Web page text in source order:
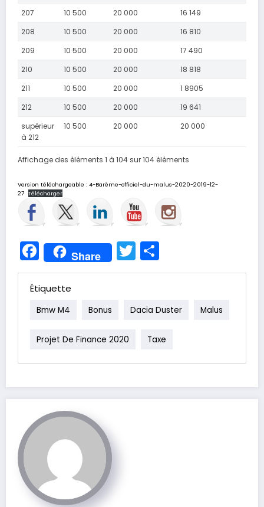
207
10 500 20 000
16 149
208
10 500 20 000
16 810
209
10 500 20 000
17 490
210
10 500 20 000
18 818
211
10 500 20 000
1 8905
212
10 500 20 000
19 641
supérieur
à 212
10 500 20 000 20 000
Affichage des éléments 1 à 104 sur 104 éléments
Version téléchargeable : 4-Barème-officiel-du-malus-2020-2019-12-
27 Télécharger
Facebook
Share Twitter
Étiquette
Bmw M4 Bonus Dacia Duster Malus
Projet De Finance 2020 Taxe